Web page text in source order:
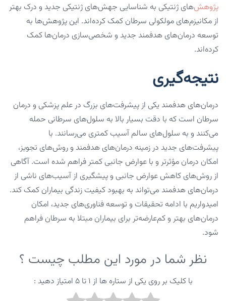
پژوهش‌های ژنتیکی به شناسایی جهش‌های ژنتیکی جدید و درک بهتر
از مکانیزم‌های مولکولی سرطان کمک کرده‌اند. این پژوهش‌ها به
توسعه درمان‌های هدفمند جدید و شخصی‌سازی درمان‌ها کمک
کرده‌اند.
نتیجه‌گیری
درمان‌های هدفمند یکی از پیشرفت‌های بزرگ در علم پزشکی و درمان
سرطان است که با دقت بسیار بالا به سلول‌های سرطانی حمله
می‌کنند و به سلول‌های سالم آسیب کمتری می‌رسانند. با
پیشرفت‌های جدید در زمینه درمان‌های هدفمند و روش‌های تجویز،
امکان درمان مؤثرتر و با عوارض جانبی کمتر فراهم شده است. آگاهی
از روش‌های کاهش عوارض جانبی و پیشگیری از آسیب‌های ناشی از
درمان‌های هدفمند می‌تواند به بهبود کیفیت زندگی بیماران کمک کند.
امیدواریم با ادامه تحقیقات و توسعه فناوری‌های جدید، امکان
درمان‌های بهتر و کم‌عارضه‌تر برای بیماران مبتلا به سرطان فراهم
شود.
نظر شما در مورد این مطلب چیست ؟
با کلیک بر روی یکی از ستاره ها از ۱ تا ۵ امتیاز دهید :